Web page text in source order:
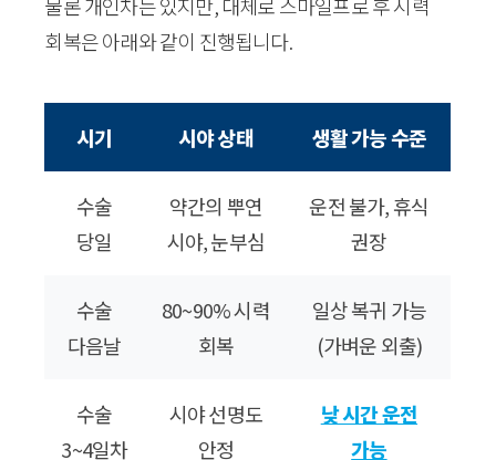
회복은 아래와 같이 진행됩니다.
시기 시야 상태 생활 가능 수준
수술
당일
약간의 뿌연
시야, 눈부심
운전 불가, 휴식
권장
수술
다음날
80~90% 시력
회복
일상 복귀 가능
(가벼운 외출)
수술
3~4일차
시야 선명도
안정
낮 시간 운전
가능